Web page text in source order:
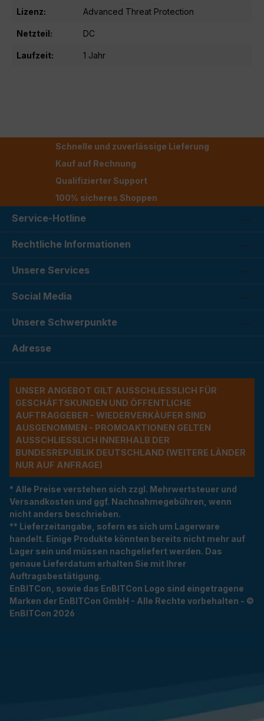
Lizenz: Advanced Threat Protection
Netzteil: DC
Laufzeit: 1 Jahr
Schnelle und zuverlässige Lieferung
Kauf auf Rechnung
Qualifizierter Support
100% sicheres Shoppen
Service-Hotline
Rechtliche Informationen
Unsere Services
Social Media
Unsere Schwerpunkte
Adresse
UNSER ANGEBOT GILT AUSSCHLIESSLICH FÜR G
ESCHÄFTSKUNDEN UND ÖFFENTLICHE A
UFTRAGGEBER - WIEDERVERKÄUFER SIND A
USGENOMMEN - PROMOAKTIONEN GELTEN A
USSCHLIESSLICH INNERHALB DER BU
NDESREPUBLIK DEUTSCHLAND (WEITERE LÄNDER NU
R AUF ANFRAGE)
* Alle Preise verstehen sich zzgl. Mehrwertsteuer und
Versandkosten und ggf. Nachnahmegebühren, wenn
nicht anders beschrieben.
** Lieferzeitangabe, sofern es sich um Lagerware
handelt. Einige Produkte könnten bereits nicht mehr auf
Lager sein und müssen nachgeliefert werden. Das
genaue Lieferdatum erhalten Sie mit Ihrer
Auftragsbestätigung.
EnBITCon, sowie das EnBITCon Logo sind eingetragene
Marken der EnBITCon GmbH - Alle Rechte vorbehalten - ©
EnBITCon 2026